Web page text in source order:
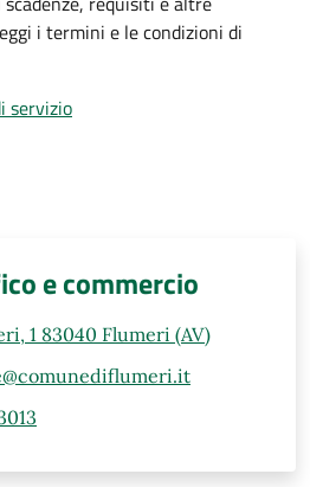
i termini e le condizioni di
servizio
e commercio
1 83040 Flumeri (AV)